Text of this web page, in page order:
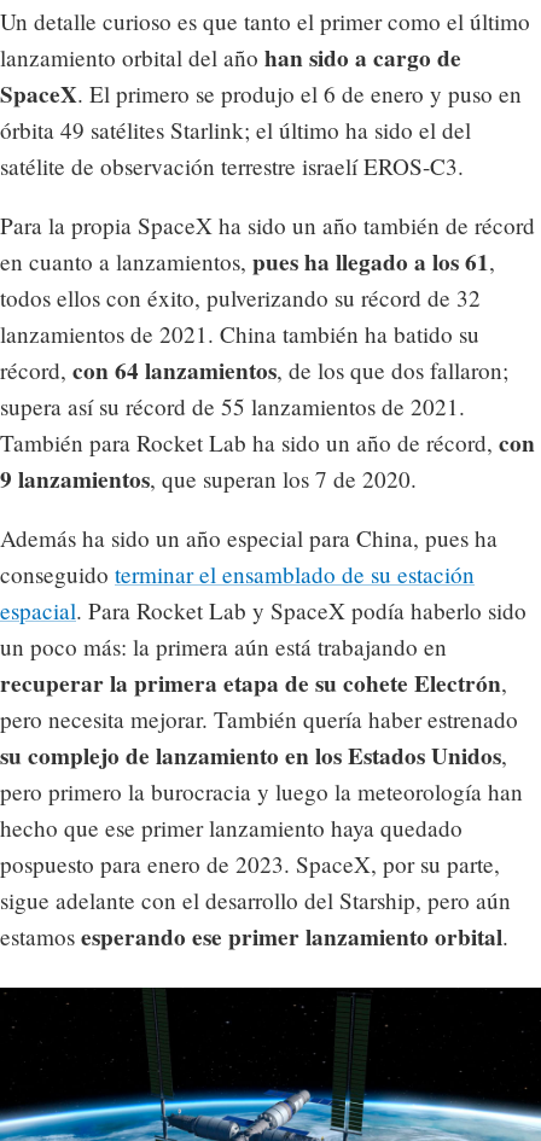
Un detalle curioso es que tanto el primer como el último
lanzamiento orbital del año han sido a cargo de
SpaceX. El primero se produjo el 6 de enero y puso en
órbita 49 satélites Starlink; el último ha sido el del
satélite de observación terrestre israelí EROS-C3.
Para la propia SpaceX ha sido un año también de récord
en cuanto a lanzamientos, pues ha llegado a los 61,
todos ellos con éxito, pulverizando su récord de 32
lanzamientos de 2021. China también ha batido su
récord, con 64 lanzamientos, de los que dos fallaron;
supera así su récord de 55 lanzamientos de 2021.
También para Rocket Lab ha sido un año de récord, con
9 lanzamientos, que superan los 7 de 2020.
Además ha sido un año especial para China, pues ha
conseguido terminar el ensamblado de su estación
espacial. Para Rocket Lab y SpaceX podía haberlo sido
un poco más: la primera aún está trabajando en
recuperar la primera etapa de su cohete Electrón,
pero necesita mejorar. También quería haber estrenado
su complejo de lanzamiento en los Estados Unidos,
pero primero la burocracia y luego la meteorología han
hecho que ese primer lanzamiento haya quedado
pospuesto para enero de 2023. SpaceX, por su parte,
sigue adelante con el desarrollo del Starship, pero aún
estamos esperando ese primer lanzamiento orbital.